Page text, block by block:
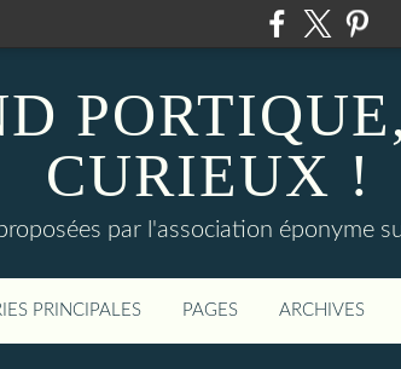
CURIEUX !
par l'association éponyme
PRINCIPALES PAGES ARCHIVES